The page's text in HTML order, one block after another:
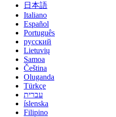
日本語
Italiano
Español
Português
русский
Lietuvių
Samoa
Čeština
Oluganda
Türkçe
עברית
íslenska
Filipino